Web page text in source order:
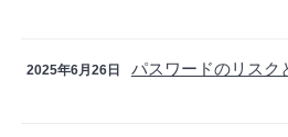
2025年6月26日 パスワードのリスク